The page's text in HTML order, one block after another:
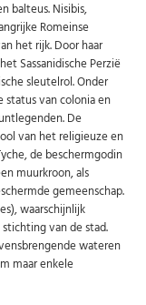
balteus. Nisibis,
Romeinse
het rijk. Door haar
Sassanidische Perzië
sleutelrol. Onder
status van colonia en
De
van het religieuze en
de beschermgodin
muurkroon, als
gemeenschap.
waarschijnlijk
van de stad.
wateren
maar enkele